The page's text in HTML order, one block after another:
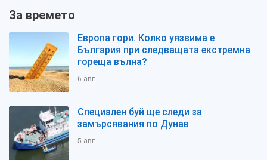
За времето
Европа гори. Колко уязвима е
България при следващата екстремна
гореща вълна?
6 авг
Специален буй ще следи за
замърсявания по Дунав
5 авг